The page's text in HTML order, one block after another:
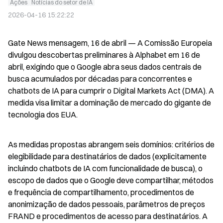
Ações Notícias do setor de IA
2026-04-16 15:22:22
Gate News mensagem, 16 de abril — A Comissão Europeia
divulgou descobertas preliminares à Alphabet em 16 de
abril, exigindo que o Google abra seus dados centrais de
busca acumulados por décadas para concorrentes e
chatbots de IA para cumprir o Digital Markets Act (DMA). A
medida visa limitar a dominação de mercado do gigante de
tecnologia dos EUA.
As medidas propostas abrangem seis domínios: critérios de
elegibilidade para destinatários de dados (explicitamente
incluindo chatbots de IA com funcionalidade de busca), o
escopo de dados que o Google deve compartilhar, métodos
e frequência de compartilhamento, procedimentos de
anonimização de dados pessoais, parâmetros de preços
FRAND e procedimentos de acesso para destinatários. A